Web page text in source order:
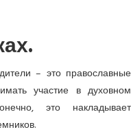
– это православные
участие в духовном
это накладывает